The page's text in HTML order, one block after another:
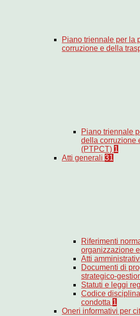
Piano triennale per la
corruzione e della
Piano triennale
della corruzione
(PTPCT) 1
Atti generali 31
Riferimenti
organizzazione
Atti
Documenti di
strategico-
Statuti e leggi
Codice
condotta 1
Oneri informativi per